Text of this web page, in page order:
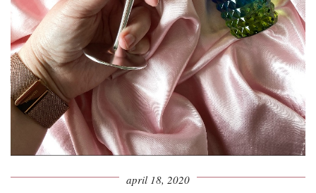
april 18, 2020